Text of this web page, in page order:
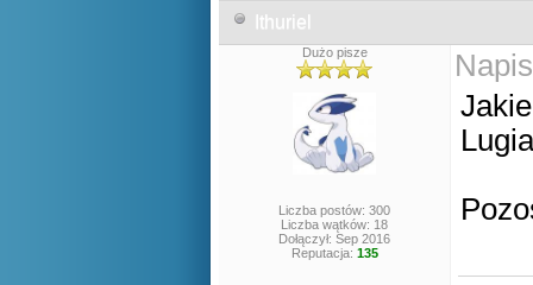
Ithuriel
Dużo pisze
Liczba postów: 300
Liczba wątków: 18
Dołączył: Sep 2016
Reputacja: 135